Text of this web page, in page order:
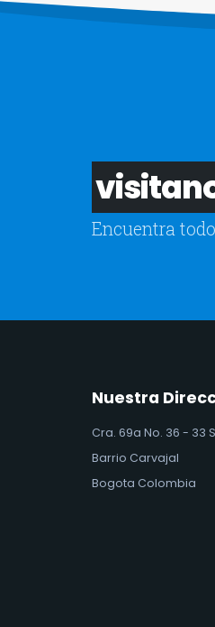
Encuentra
Nuestra
Cra. 69a No. 36 - 33
Barrio Carvajal
Bogota Colombia